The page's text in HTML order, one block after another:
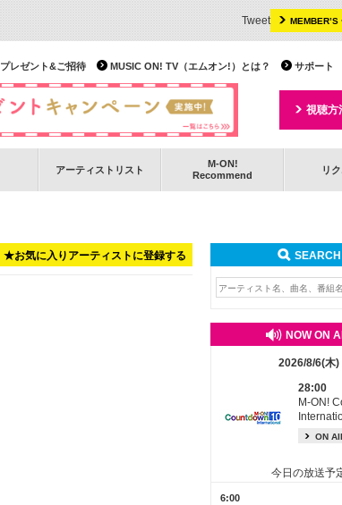
Tweet
サポート
MUSIC ON! TV（エムオン!）とは？
プレゼント&ご招待
視聴方
アーティストリスト
M-ON!
Recommend
リ
★お気に入りアーティストに登録する SEARCH
NOW ON
2026/8/6(木)
28:00
M-ON!
ON
今日の放送予
6:00